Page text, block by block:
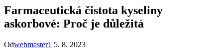
Farmaceutická čistota kyseliny
askorbové: Proč je důležitá
Odwebmaster1 5. 8. 2023